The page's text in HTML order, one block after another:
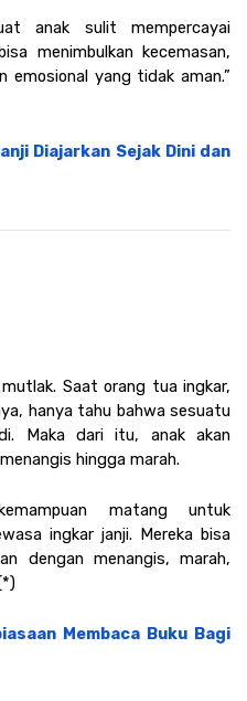
anak sulit mempercayai
menimbulkan kecemasan,
emosional yang tidak aman.”
Diajarkan Sejak Dini dan
Saat orang tua ingkar,
hanya tahu bahwa sesuatu
Maka dari itu, anak akan
hingga marah.
matang untuk
ingkar janji. Mereka bisa
dengan menangis, marah,
Membaca Buku Bagi